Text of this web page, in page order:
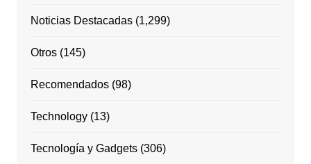
Noticias Destacadas(1,299)
Otros(145)
Recomendados(98)
Technology(13)
Tecnología y Gadgets(306)